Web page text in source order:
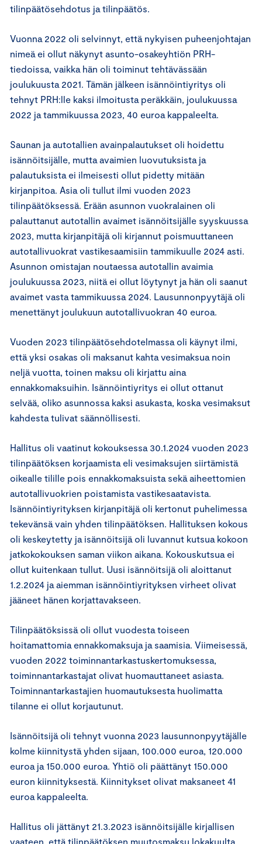
tilinpäätösehdotus ja tilinpäätös.
Vuonna 2022 oli selvinnyt, että nykyisen puheenjohtajan
nimeä ei ollut näkynyt asunto-osakeyhtiön PRH-
tiedoissa, vaikka hän oli toiminut tehtävässään
joulukuusta 2021. Tämän jälkeen isännöintiyritys oli
tehnyt PRH:lle kaksi ilmoitusta peräkkäin, joulukuussa
2022 ja tammikuussa 2023, 40 euroa kappaleelta.
Saunan ja autotallien avainpalautukset oli hoidettu
isännöitsijälle, mutta avaimien luovutuksista ja
palautuksista ei ilmeisesti ollut pidetty mitään
kirjanpitoa. Asia oli tullut ilmi vuoden 2023
tilinpäätöksessä. Erään asunnon vuokralainen oli
palauttanut autotallin avaimet isännöitsijälle syyskuussa
2023, mutta kirjanpitäjä oli kirjannut poismuuttaneen
autotallivuokrat vastikesaamisiin tammikuulle 2024 asti.
Asunnon omistajan noutaessa autotallin avaimia
joulukuussa 2023, niitä ei ollut löytynyt ja hän oli saanut
avaimet vasta tammikuussa 2024. Lausunnonpyytäjä oli
menettänyt joulukuun autotallivuokran 40 euroa.
Vuoden 2023 tilinpäätösehdotelmassa oli käynyt ilmi,
että yksi osakas oli maksanut kahta vesimaksua noin
neljä vuotta, toinen maksu oli kirjattu aina
ennakkomaksuihin. Isännöintiyritys ei ollut ottanut
selvää, oliko asunnossa kaksi asukasta, koska vesimaksut
kahdesta tulivat säännöllisesti.
Hallitus oli vaatinut kokouksessa 30.1.2024 vuoden 2023
tilinpäätöksen korjaamista eli vesimaksujen siirtämistä
oikealle tilille pois ennakkomaksuista sekä aiheettomien
autotallivuokrien poistamista vastikesaatavista.
Isännöintiyrityksen kirjanpitäjä oli kertonut puhelimessa
tekevänsä vain yhden tilinpäätöksen. Hallituksen kokous
oli keskeytetty ja isännöitsijä oli luvannut kutsua kokoon
jatkokokouksen saman viikon aikana. Kokouskutsua ei
ollut kuitenkaan tullut. Uusi isännöitsijä oli aloittanut
1.2.2024 ja aiemman isännöintiyrityksen virheet olivat
jääneet hänen korjattavakseen.
Tilinpäätöksissä oli ollut vuodesta toiseen
hoitamattomia ennakkomaksuja ja saamisia. Viimeisessä,
vuoden 2022 toiminnantarkastuskertomuksessa,
toiminnantarkastajat olivat huomauttaneet asiasta.
Toiminnantarkastajien huomautuksesta huolimatta
tilanne ei ollut korjautunut.
Isännöitsijä oli tehnyt vuonna 2023 lausunnonpyytäjälle
kolme kiinnitystä yhden sijaan, 100.000 euroa, 120.000
euroa ja 150.000 euroa. Yhtiö oli päättänyt 150.000
euron kiinnityksestä. Kiinnitykset olivat maksaneet 41
euroa kappaleelta.
Hallitus oli jättänyt 21.3.2023 isännöitsijälle kirjallisen
vaateen, että tilinpäätöksen muutosmaksu lokakuulta